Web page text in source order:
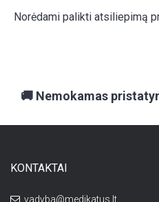
Norėdami palikti atsiliepimą
🚚 Nemokamas
KONTAKTAI
vadyba@medikatus.lt